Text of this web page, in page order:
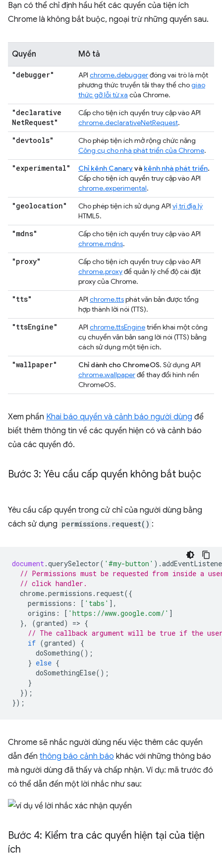
Bạn có thể chỉ định hầu hết các quyền của tiện ích
Chrome là không bắt buộc, ngoại trừ những quyền sau.
Quyền Mô tả
"debugger" API chrome.debuggerđóng vai trò là một
phương thức truyền tải thay thế chogiao
thức gỡ lỗi từ xa của Chrome.
"declarative
NetRequest"
Cấp cho tiện ích quyền truy cập vào API
chrome.declarativeNetRequest.
"devtools"
Cho phép tiện ích mở rộng chức năng
Công cụ cho nhà phát triển của Chrome.
"experimental" Chỉ kênh Canaryvà kênh nhà phát triển.
Cấp cho tiện ích quyền truy cập vào API
chrome.experimental.
"geolocation" Cho phép tiện ích sử dụng API vị trí địa lý
HTML5.
"mdns"
Cấp cho tiện ích quyền truy cập vào API
chrome.mdns.
"proxy"
Cấp cho tiện ích quyền truy cập vào API
chrome.proxyđể quản lý chế độ cài đặt
proxy của Chrome.
"tts" API chrome.ttsphát văn bản được tổng
hợp thành lời nói (TTS).
"ttsEngine" API chrome.ttsEnginetriển khai một công
cụ chuyển văn bản sang lời nói (TTS) bằng
cách sử dụng một tiện ích.
"wallpaper" Chỉ dành cho ChromeOS. Sử dụng API
chrome.wallpaperđể thay đổi hình nền
ChromeOS.
Xem phần Khai báo quyền và cảnh báo người dùng để
biết thêm thông tin về các quyền hiện có và cảnh báo
của các quyền đó.
Bước 3: Yêu cầu cấp quyền không bắt buộc
Yêu cầu cấp quyền trong cử chỉ của người dùng bằng
cách sử dụng permissions.request() :
document.querySelector( '#my-button' ).
// Permissions must be requested from inside a
// click handler.
chrome.permissions . request({
permissions : [ 'tabs' ],
origins : [ 'https://www.google.com/' ]
},
(granted) => {
// The callback argument will be true if the
if (granted)
{
doSomething();
} else {
doSomethingElse();
}
});
});
Chrome sẽ nhắc người dùng nếu việc thêm các quyền
dẫn đến thông báo cảnh báo khác với những thông báo
mà người dùng đã thấy và chấp nhận. Ví dụ: mã trước đó
có thể dẫn đến một lời nhắc như sau:
Bước 4: Kiểm tra các quyền hiện tại của tiện
ích